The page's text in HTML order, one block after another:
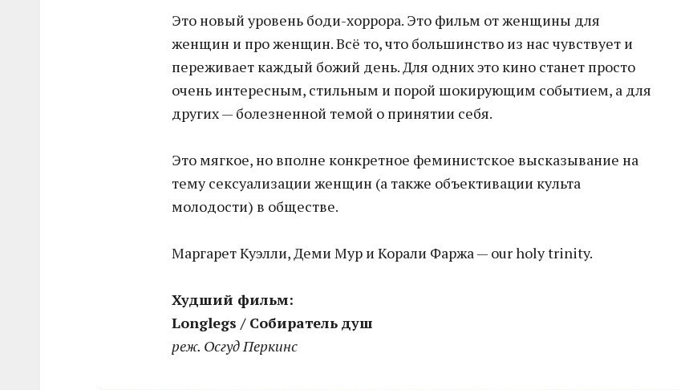
Это новый уровень боди-хоррора. Это фильм от женщины для
женщин и про женщин. Всё то, что большинство из нас чувствует и
переживает каждый божий день. Для одних это кино станет просто
очень интересным, стильным и порой шокирующим событием, а для
других — болезненной темой о принятии себя.
Это мягкое, но вполне конкретное феминистское высказывание на
тему сексуализации женщин (а также объективации культа
молодости) в обществе.
Маргарет Куэлли, Деми Мур и Корали Фаржа — our holy trinity.
Худший фильм:
Longlegs / Собиратель душ
реж. Осгуд Перкинс